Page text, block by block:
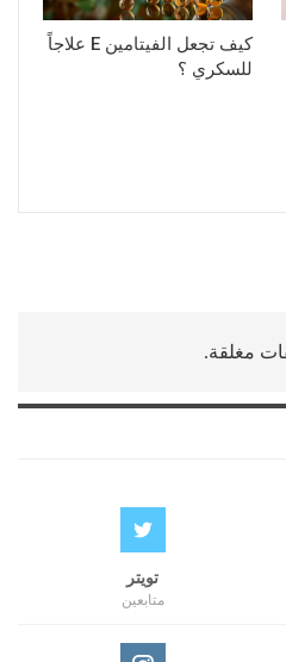
كيف تجعل الفيتامين E علاجاً
للسكري ؟
مغلقة.
تويتر
متابعين